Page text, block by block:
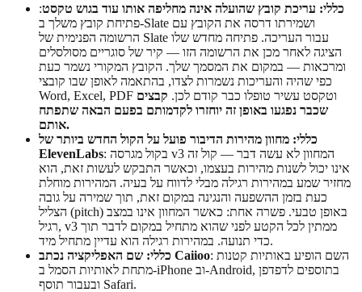
כללי: עריכת קובץ שהועלה אינה מחליפה אותו עוד בגוש טקסט:
פתיחת קובץ משלך ב-Slate ושמירתו דרסה את הקובץ עם
הרשומה הפנימית של Slate עבור העריכה. פתיחה מחדש שלו
הציגה לאחר מכן את הרשומה הזו — קיר של סוגריים מסולסלים
ומרכאות — במקום את המסמך שלך. הקובץ המקורי נשמר כעת
כפי שהיה והעריכות נשמרות לצדו, בהתאמה לאופן שבו קובצי
Word, Excel, PDF וטקסט עשיר טופלו כבר קודם לכן. קבצים
שכבר נפגעו באופן זה יוחזרו לקדמותם בפעם הבאה שתפתח
אותם.
כללי: מחוון מהירות הדיבור פועל על הקול החדש ביותר של
ElevenLabs: בקול מגרסה v3 המחוון לא עשה דבר — קול זה
אינו יכול לשנות מהירות בעצמו, וכאשר התבקש לעשות זאת, הוא
מחזיר שמע במהירות רגילה מבלי לדווח על בעיה. המהירות מוחלת
כעת בזמן ההשפעה והנגינה במקום זאת, תוך שמירה על גובה
הצליל (pitch) באופן טבעי. פשרה אחת: כאשר המחוון אינו במצב
רגיל, v3 ממתין לכל הקטע לפני שהוא מתחיל במקום לדבר תוך
כדי תנועה. במהירות רגילה הוא עדיין מתחיל מיד.
כללי: שם האפליקציה נכתב Caiioo: השם הופיע באותיות קטנות
מתחת לאותיות הסמל ב-iPhone וב-Android, בתוספים לדפדפן
ובעבור תוסף Safari.